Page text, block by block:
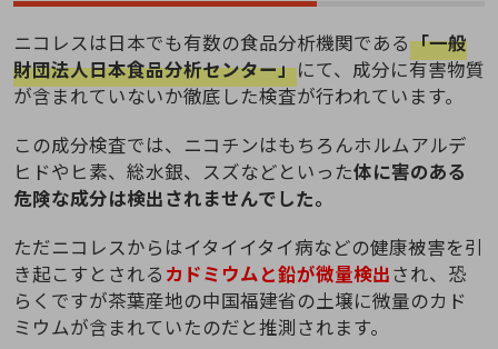
ニコレスは日本でも有数の食品分析機関である「一般
財団法人日本食品分析センター」にて、成分に有害物質
が含まれていないか徹底した検査が行われています。
この成分検査では、ニコチンはもちろんホルムアルデ
ヒドやヒ素、総水銀、スズなどといった体に害のある
危険な成分は検出されませんでした。
ただニコレスからはイタイイタイ病などの健康被害を引
き起こすとされる カドミウムと鉛が微量検出され、恐
らくですが茶葉産地の中国福建省の土壌に微量のカド
ミウムが含まれていたのだと推測されます。